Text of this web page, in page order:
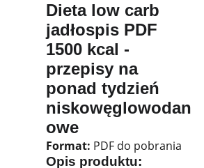
Dieta low carb
jadłospis PDF
1500 kcal -
przepisy na
ponad tydzień
niskowęglowodan
owe
Format: PDF do pobrania
Opis produktu: